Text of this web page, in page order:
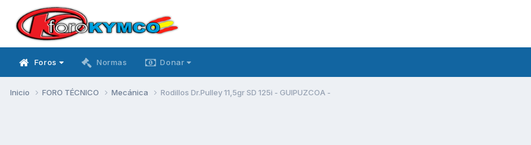
Foros Normas Donar
Inicio FORO TÉCNICO Mecánica Rodillos Dr.Pulley 11,5gr SD 125i - GUIPUZCOA -